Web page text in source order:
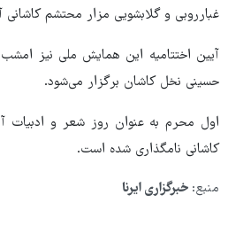
غبارروبی و گلابشویی مزار محتشم کاشانی
حسینی نخل کاشان برگزار می‌شود.
اول محرم به عنوان روز شعر و ادبیات
کاشانی نامگذاری شده است.
منبع: خبرگزاری ایرنا